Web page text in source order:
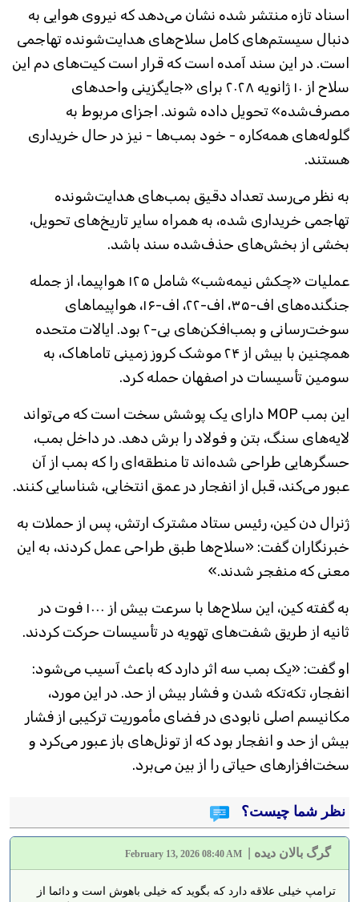
اسناد تازه منتشر شده نشان می‌دهد که نیروی هوایی به
دنبال سیستم‌های کامل سلاح‌های هدایت‌شونده تهاجمی
است. در این سند آمده است که قرار است کیت‌های دم این
سلاح از ۱۰ ژانویه ۲۰۲۸ برای «جایگزینی واحدهای
مصرف‌شده» تحویل داده شوند. اجزای مربوط به
گلوله‌های همه‌کاره - خود بمب‌ها - نیز در حال خریداری
هستند.
به نظر می‌رسد تعداد دقیق بمب‌های هدایت‌شونده
تهاجمی خریداری شده، به همراه سایر تاریخ‌های تحویل،
بخشی از بخش‌های حذف‌شده سند باشد.
عملیات «چکش نیمه‌شب» شامل ۱۲۵ هواپیما، از جمله
جنگنده‌های اف-۳۵، اف-۲۲، اف-۱۶، هواپیماهای
سوخت‌رسانی و بمب‌افکن‌های بی-۲ بود. ایالات متحده
همچنین با بیش از ۲۴ موشک کروز زمینی تاماهاک، به
سومین تأسیسات در اصفهان حمله کرد.
این بمب MOP دارای یک پوشش سخت است که می‌تواند
لایه‌های سنگ، بتن و فولاد را برش دهد. در داخل بمب،
حسگرهایی طراحی شده‌اند تا منطقه‌ای را که بمب از آن
عبور می‌کند، قبل از انفجار در عمق انتخابی، شناسایی کنند.
ژنرال دن کین، رئیس ستاد مشترک ارتش، پس از حملات به
خبرنگاران گفت: «سلاح‌ها طبق طراحی عمل کردند، به این
معنی که منفجر شدند.»
به گفته کین، این سلاح‌ها با سرعت بیش از ۱۰۰۰ فوت در
ثانیه از طریق شفت‌های تهویه در تأسیسات حرکت کردند.
او گفت: «یک بمب سه اثر دارد که باعث آسیب می‌شود:
انفجار، تکه‌تکه شدن و فشار بیش از حد. در این مورد،
مکانیسم اصلی نابودی در فضای مأموریت ترکیبی از فشار
بیش از حد و انفجار بود که از تونل‌های باز عبور می‌کرد و
سخت‌افزارهای حیاتی را از بین می‌برد.
نظر شما چیست؟
گرگ بالان دیده February 13, 2026 08:40 AM
ترامپ خیلی علاقه دارد که بگوید که خیلی باهوش است و دائما از